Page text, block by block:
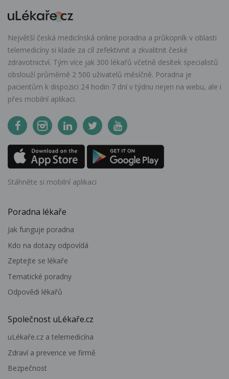
Největší česká medicínská online poradna a průkopník v oblasti
telemedicíny si klade za cíl zefektivnit a zkvalitnit české
zdravotnictví. Tým více jak 300 lékařů včetně desítek specialistů
obslouží průměrně 2 500 uživatelů měsíčně. Poradna je
pacientům k dispozici 24 hodin 7 dní v týdnu nejen na webu, ale i
přes mobilní aplikaci.
Stáhněte si mobilní aplikaci
Poradna lékaře
Jak funguje poradna
Kdo na dotazy odpovídá
Zeptejte se lékaře
Tematické poradny
Odpovědi lékařů
Společnost uLékaře.cz
uLékaře.cz a telemedicína
Zdraví a prevence ve firmě
Bezpečnost